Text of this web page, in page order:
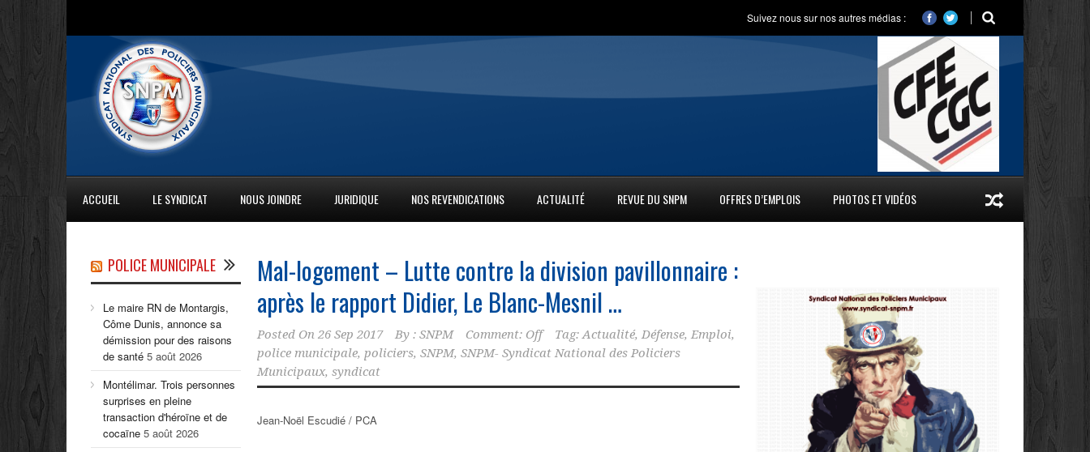
Suivez nous sur nos autres médias :
ACCUEIL LE SYNDICAT NOUS JOINDRE JURIDIQUE NOS REVENDICATIONS ACTUALITÉ REVUE DU SNPM OFFRES D’EMPLOIS PHOTOS ET VIDÉOS
Mal-logement – Lutte contre la division pavillonnaire :
après le rapport Didier, Le Blanc-Mesnil …
Posted On 26 Sep 2017 By : SNPM Comment: Off Tag: Actualité, Défense, Emploi,
police municipale, policiers, SNPM, SNPM- Syndicat National des Policiers
Municipaux, syndicat
Jean-Noël Escudié / PCA
POLICE MUNICIPALE
Le maire RN de Montargis,
Côme Dunis, annonce sa
démission pour des raisons
de santé 5 août 2026
Montélimar. Trois personnes
surprises en pleine
transaction d'héroïne et de
cocaïne 5 août 2026